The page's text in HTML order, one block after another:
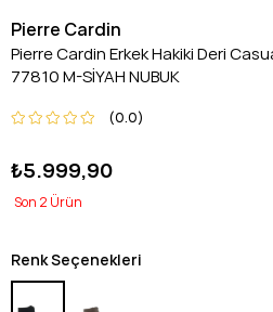
Pierre Cardin
Pierre Cardin Erkek Hakiki Deri
77810 M-SİYAH NUBUK
0.0
₺5.999,90
2
Renk Seçenekleri